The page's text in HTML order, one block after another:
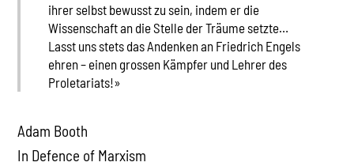
ihrer selbst bewusst zu sein, indem er die
Wissenschaft an die Stelle der Träume setzte…
Lasst uns stets das Andenken an Friedrich Engels
ehren – einen grossen Kämpfer und Lehrer des
Proletariats!»
Adam Booth
In Defence of Marxism